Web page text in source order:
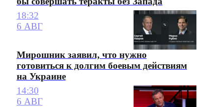
18:32
6 АВГ
Мирошник заявил, что нужно
готовиться к долгим боевым действиям
на Украине
14:30
6 АВГ